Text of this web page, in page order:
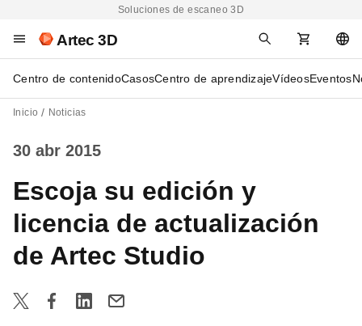
Soluciones de escaneo 3D
Artec 3D
Centro de contenidoCasosCentro de aprendizajeVídeosEventos
Inicio Noticias
30 abr 2015
Escoja su edición y
licencia de actualización
de Artec Studio